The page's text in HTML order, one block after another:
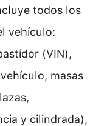
todos los
vehículo:
(VIN),
masas
y cilindrada),